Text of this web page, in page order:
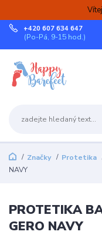
+420 607 634 647
(Po-Pá, 9-15 hod.)
Značky Protetika
NAVY
PROTETIKA
GERO NAVY